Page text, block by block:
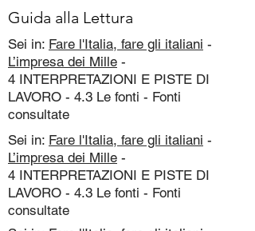
Guida alla Lettura
Sei in: Fare l'Italia, fare gli italiani -
L’impresa dei Mille -
4 INTERPRETAZIONI E PISTE DI
LAVORO - 4.3 Le fonti - Fonti
consultate
Sei in: Fare l'Italia, fare gli italiani -
L’impresa dei Mille -
4 INTERPRETAZIONI E PISTE DI
LAVORO - 4.3 Le fonti - Fonti
consultate